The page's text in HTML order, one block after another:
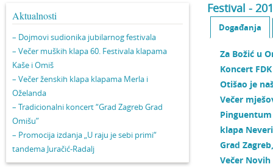
Aktualnosti
– Dojmovi sudionika jubilarnog festivala
– Večer muških klapa 60. Festivala klapama
Kaše i Omiš
– Večer ženskih klapa klapama Merla i
Oželanda
– Tradicionalni koncert “Grad Zagreb Grad
Omišu”
– Promocija izdanja „U raju je sebi primi“
tandema Juračić-Radalj
Festival -
Događanja
Za Božić u
Koncert
Otišao je
Večer
klapa
Grad
Večer